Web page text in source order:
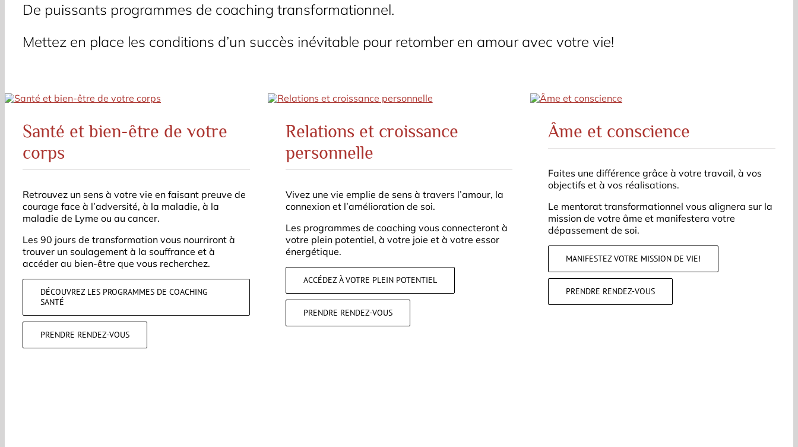
De puissants programmes de coaching transformationnel.
Mettez en place les conditions d’un succès inévitable pour retomber en amour avec votre vie!
Santé et bien-être de votre
corps
Retrouvez un sens à votre vie en faisant preuve de
courage face à l’adversité, à la maladie, à la
maladie de Lyme ou au cancer.
Les 90 jours de transformation vous nourriront à
trouver un soulagement à la souffrance et à
accéder au bien-être que vous recherchez.
DÉCOUVREZ LES PROGRAMMES DE COACHING
SANTÉ
PRENDRE RENDEZ-VOUS
Relations et croissance
personnelle
Vivez une vie emplie de sens à travers l’amour, la
connexion et l’amélioration de soi.
Les programmes de coaching vous connecteront à
votre plein potentiel, à votre joie et à votre essor
énergétique.
ACCÉDEZ À VOTRE PLEIN POTENTIEL
PRENDRE RENDEZ-VOUS
Âme et conscience
Faites une différence grâce à votre travail, à vos
objectifs et à vos réalisations.
Le mentorat transformationnel vous alignera sur la
mission de votre âme et manifestera votre
dépassement de soi.
MANIFESTEZ VOTRE MISSION DE VIE!
PRENDRE RENDEZ-VOUS